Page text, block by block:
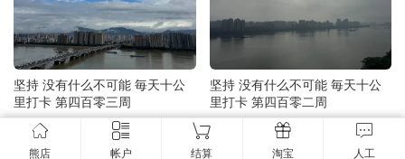
坚持 没有什么不可能 毎天十公
里打卡 第四百零三周
坚持 没有什么不可能 毎天十公
里打卡 第四百零二周
熊店 帐户 结算 淘宝 人工